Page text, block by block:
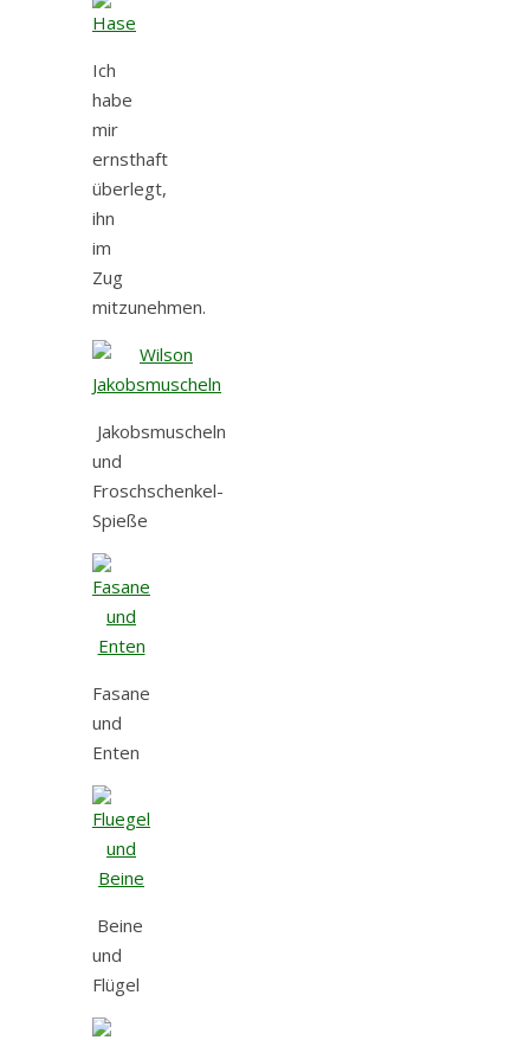
Ich
habe
mir
ernsthaft
überlegt,
ihn
im
Zug
mitzunehmen.
Jakobsmuscheln
und
Froschschenkel-
Spieße
Fasane
und
Enten
Beine
und
Flügel